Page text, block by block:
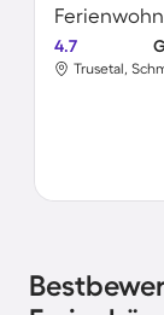
4.7
Trusetal,